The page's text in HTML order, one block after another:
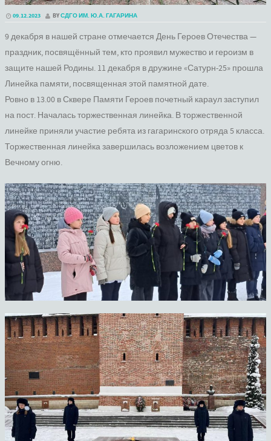
09.12.2023 BYСДГО ИМ. Ю.А. ГАГАРИНА
9 декабря в нашей стране отмечается День Героев Отечества —
праздник, посвящённый тем, кто проявил мужество и героизм в
защите нашей Родины. 11 декабря в дружине «Сатурн-25» прошла
Линейка памяти, посвященная этой памятной дате.
Ровно в 13.00 в Сквере Памяти Героев почетный караул заступил
на пост. Началась торжественная линейка. В торжественной
линейке приняли участие ребята из гагаринского отряда 5 класса.
Торжественная линейка завершилась возложением цветов к
Вечному огню.